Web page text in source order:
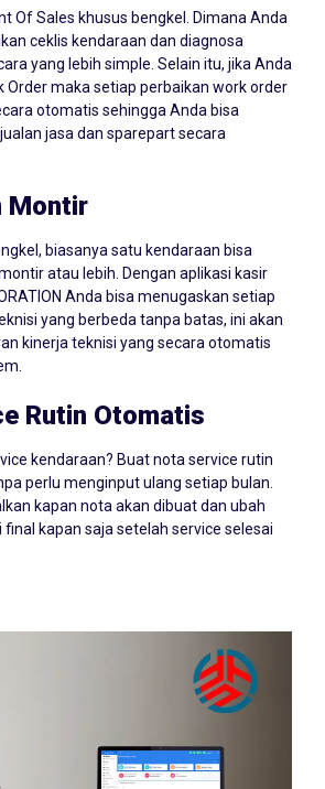
Of Sales khusus bengkel. Dimana Anda
ceklis kendaraan dan diagnosa
yang lebih simple. Selain itu, jika Anda
Order maka setiap perbaikan work order
otomatis sehingga Anda bisa
jasa dan sparepart secara
Montir
biasanya satu kendaraan bisa
atau lebih. Dengan aplikasi kasir
Anda bisa menugaskan setiap
yang berbeda tanpa batas, ini akan
kinerja teknisi yang secara otomatis
Rutin Otomatis
kendaraan? Buat nota service rutin
perlu menginput ulang setiap bulan.
kapan nota akan dibuat dan ubah
kapan saja setelah service selesai